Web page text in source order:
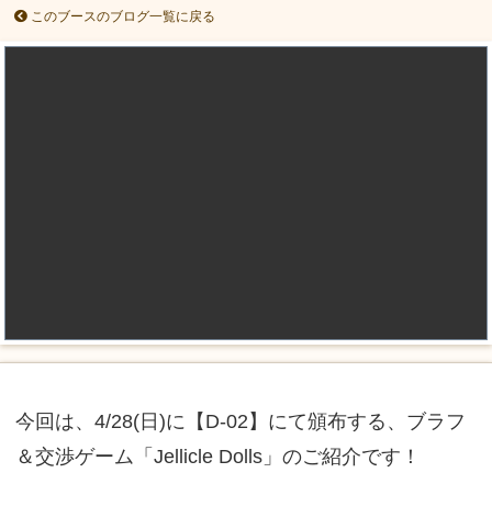
このブースのブログ一覧に戻る
今回は、4/28(日)に【D-02】にて頒布する、ブラフ
＆交渉ゲーム「Jellicle Dolls」のご紹介です！